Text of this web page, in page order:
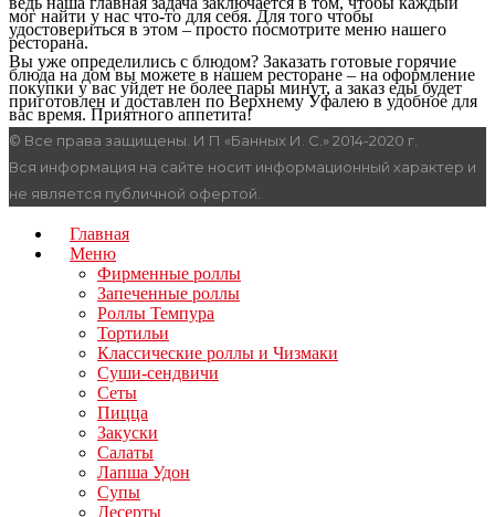
мог найти у нас что-то для себя. Для того чтобы
удостовериться в этом – просто посмотрите меню нашего
ресторана.
Вы уже определились с блюдом? Заказать готовые горячие
блюда на дом вы можете в нашем ресторане – на оформление
покупки у вас уйдет не более пары минут, а заказ еды будет
приготовлен и доставлен по Верхнему Уфалею в удобное для
вас время. Приятного аппетита!
© Все права защищены. И П «Банных И. С.» 2014-2020 г.
Вся информация на сайте носит информационный характер и
не является публичной офертой.
Главная
Меню
Фирменные роллы
Запеченные роллы
Роллы Темпура
Тортильи
Классические роллы и Чизмаки
Суши-сендвичи
Сеты
Пицца
Закуски
Салаты
Лапша Удон
Супы
Десерты